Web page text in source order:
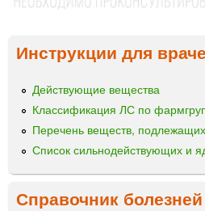
Инструкции для
Действующие вещества
Классификация ЛС по
Перечень веществ,
Список сильнодействующих и
Справочник болезней